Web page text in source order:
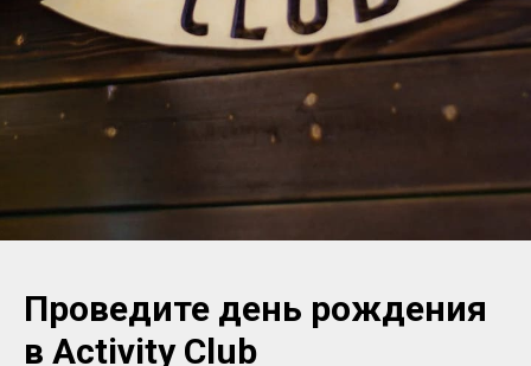
Проведите день рождения
в Activity Club